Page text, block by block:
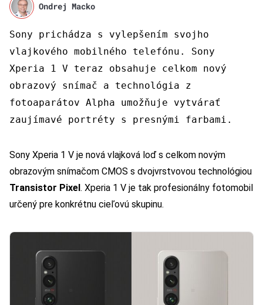
Ondrej Macko
Sony prichádza s vylepšením svojho
vlajkového mobilného telefónu. Sony
Xperia 1 V teraz obsahuje celkom nový
obrazový snímač a technológia z
fotoaparátov Alpha umožňuje vytvárať
zaujímavé portréty s presnými farbami.
Sony Xperia 1 V je nová vlajková loď s celkom novým
obrazovým snímačom CMOS s dvojvrstvovou technológiou
Transistor Pixel. Xperia 1 V je tak profesionálny fotomobil
určený pre konkrétnu cieľovú skupinu.